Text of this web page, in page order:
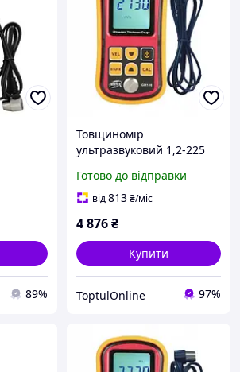
89%
Товщиномір
ультразвуковий 1,2-225
Готово до відправки
від813₴/міс
4 876₴
Купити
ToptulOnline 97%